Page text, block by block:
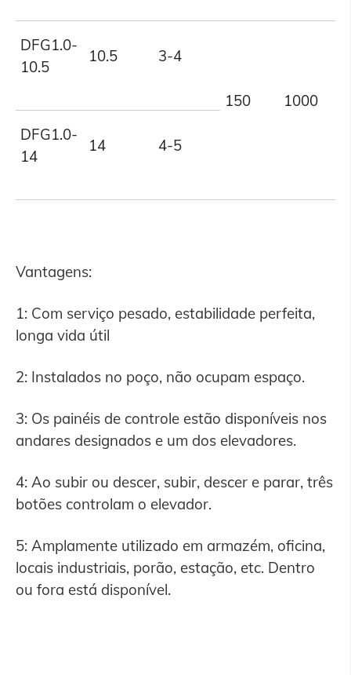
DFG1.0-
10.5
10.5 3-4
150
1000
DFG1.0-
14
14 4-5
Vantagens:
1: Com serviço pesado, estabilidade perfeita,
longa vida útil
2: Instalados no poço, não ocupam espaço.
3: Os painéis de controle estão disponíveis nos
andares designados e um dos elevadores.
4: Ao subir ou descer, subir, descer e parar, três
botões controlam o elevador.
5: Amplamente utilizado em armazém, oficina,
locais industriais, porão, estação, etc. Dentro
ou fora está disponível.